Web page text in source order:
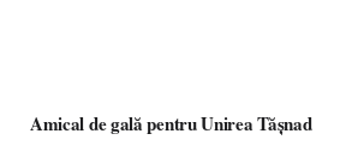
Amical de gală pentru Unirea Tășnad